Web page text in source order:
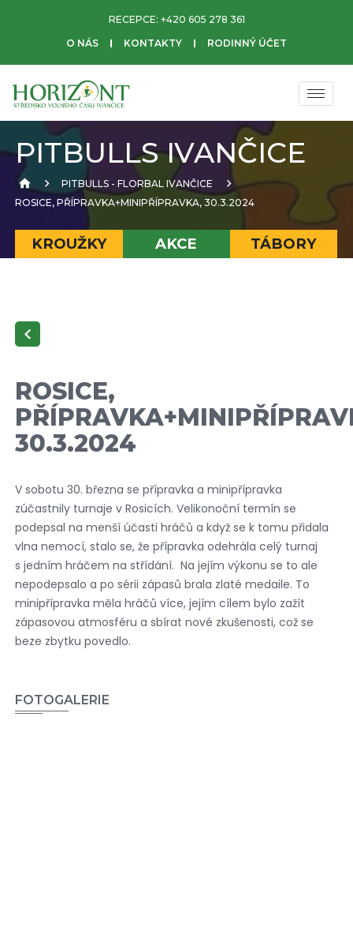
RECEPCE: +420 605 278 361
O NÁS
KONTAKTY RODINNÝ ÚČET
PITBULLS IVANČICE
PITBULLS - FLORBAL IVANČICE
ROSICE, PŘÍPRAVKA+MINIPŘÍPRAVKA, 30.3.2024
KROUŽKY AKCE TÁBORY
ROSICE,
30.3.2024
V sobotu 30. března se přípravka a minipřípravka
zúčastnily turnaje v Rosicích. Velikonoční termín se
podepsal na menší účasti hráčů a když se k tomu přidala
vlna nemocí, stalo se, že přípravka odehrála celý turnaj
s jedním hráčem na střídání. Na jejím výkonu se to ale
nepodepsalo a po sérii zápasů brala zlaté medaile. To
minipřípravka měla hráčů více, jejím cílem bylo zažít
zápasovou atmosféru a sbírat nové zkušenosti, což se
beze zbytku povedlo.
FOTOGALERIE